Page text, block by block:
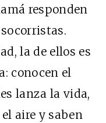
responden
la de ellos es
conocen el
lanza la vida,
aire y saben